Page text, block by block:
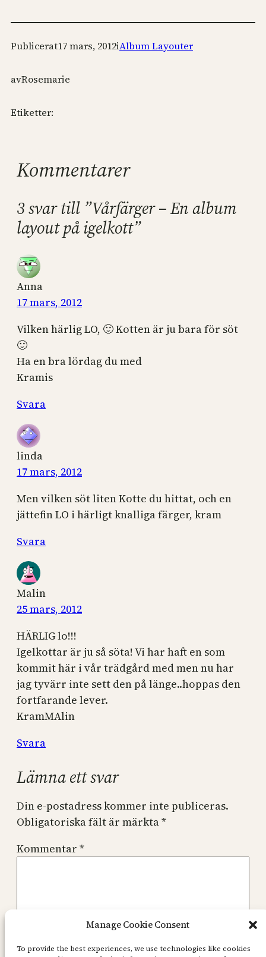
Manage Cookie Consent
To provide the best experiences, we use technologies like cookies
Publicerat17 mars, 2012iAlbum Layouter
avRosemarie
Etiketter:
Kommentarer
3 svar till ”Vårfärger – En album
layout på igelkott”
Anna
17 mars, 2012
Vilken härlig LO, 🙂 Kotten är ju bara för söt
🙂
Ha en bra lördag du med
Kramis
Svara
linda
17 mars, 2012
Men vilken söt liten Kotte du hittat, och en
jättefin LO i härligt knalliga färger, kram
Svara
Malin
25 mars, 2012
HÄRLIG lo!!!
Igelkottar är ju så söta! Vi har haft en som
kommit här i vår trädgård med men nu har
jag tyvärr inte sett den på länge..hoppas den
fortfarande lever.
KramMAlin
Svara
Lämna ett svar
Din e-postadress kommer inte publiceras.
Obligatoriska fält är märkta*
Kommentar *
Namn*